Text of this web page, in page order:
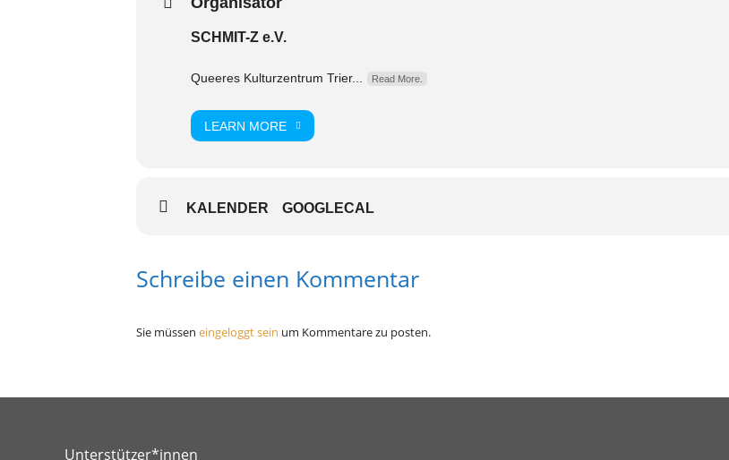
SCHMIT-Z e.V.
Queeres Kulturzentrum Trier... Read More.
LEARN MORE
KALENDER GOOGLECAL
Schreibe einen Kommentar
Sie müssen eingeloggt sein um Kommentare zu posten.
Unterstützer*innen